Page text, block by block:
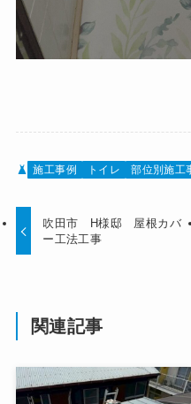
施工事例 トイレ 部位別施工
吹田市 H様邸 屋根カバ
ー工法工事
関連記事